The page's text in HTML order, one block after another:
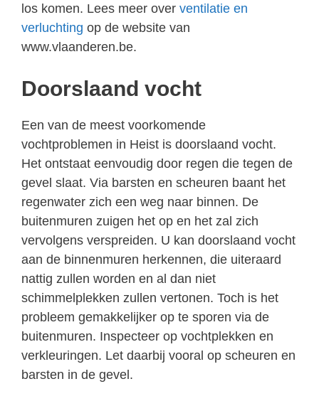
los komen. Lees meer over ventilatie en
verluchting op de website van
www.vlaanderen.be.
Doorslaand vocht
Een van de meest voorkomende
vochtproblemen in Heist is doorslaand vocht.
Het ontstaat eenvoudig door regen die tegen de
gevel slaat. Via barsten en scheuren baant het
regenwater zich een weg naar binnen. De
buitenmuren zuigen het op en het zal zich
vervolgens verspreiden. U kan doorslaand vocht
aan de binnenmuren herkennen, die uiteraard
nattig zullen worden en al dan niet
schimmelplekken zullen vertonen. Toch is het
probleem gemakkelijker op te sporen via de
buitenmuren. Inspecteer op vochtplekken en
verkleuringen. Let daarbij vooral op scheuren en
barsten in de gevel.